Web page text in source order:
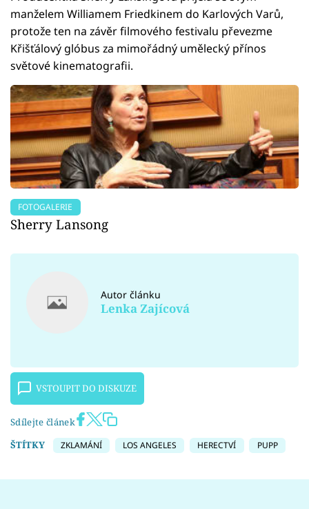
manželem Williamem Friedkinem do Karlových Varů,
protože ten na závěr filmového festivalu převezme
Křišťálový glóbus za mimořádný umělecký přínos
světové kinematografii.
FOTOGALERIE
Sherry Lansong
Autor článku
Lenka Zajícová
VSTOUPIT DO DISKUZE
Sdílejte článek
ŠTÍTKY
ZKLAMÁNÍ LOS ANGELES HERECTVÍ PUPP